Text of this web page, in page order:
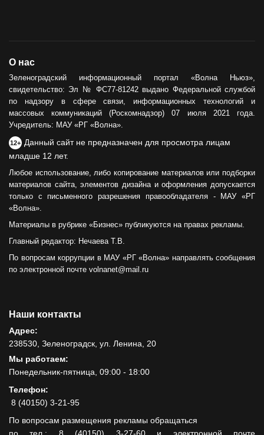
О нас
Зеленоградский информационный портал «Волна Ньюз»,
свидетельство: Эл № ФС77-81242 выдано Федеральной службой
по надзору в сфере связи, информационных технологий и
массовых коммуникаций (Роскомнадзор) 07 июля 2021 года.
Учредитель: МАУ «РГ «Волна».
12+ Данный сайт не предназначен для просмотра лицам
младше 12 лет.
Любое использование, либо копирование материалов или подборки
материалов сайта, элементов дизайна и оформления допускается
только с письменного разрешения правообладателя - МАУ «РГ
«Волна».
Материалы в рубрике «Бизнес» публикуются на правах рекламы.
Главный редактор: Нечаева Т.В.
По вопросам коррупции в МАУ «РГ «Волна» направлять сообщения
по электронной почте volnanet@mail.ru
Наши контакты
Адрес:
238530, Зеленоградск, ул. Ленина, 20
Мы работаем:
Понедельник-пятница, 09:00 - 18:00
Телефон:
8 (40150) 3-21-95
По вопросам размещения рекламы обращаться
по тел.: 8 (40150) 3-27-60 и электронной почте